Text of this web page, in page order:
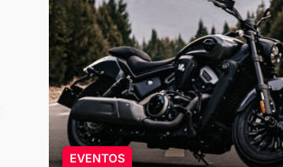
EVENTOS